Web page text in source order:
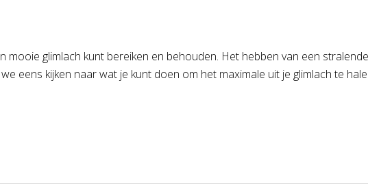
glimlach kunt bereiken en behouden. Het hebben van een
eens kijken naar wat je kunt doen om het maximale uit je glimlach te